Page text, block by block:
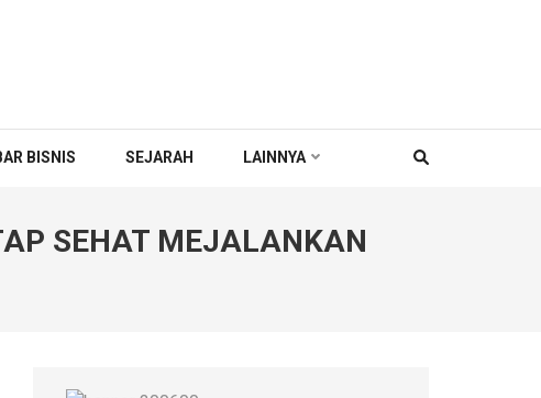
BISNIS SEJARAH LAINNYA
SEHAT MEJALANKAN